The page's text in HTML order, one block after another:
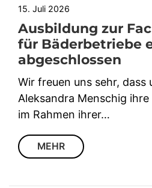
15. Juli 2026
Ausbildung zur
für Bäderbetriebe
abgeschlossen
Wir freuen uns sehr, dass
Aleksandra Menschig
im Rahmen ihrer…
MEHR